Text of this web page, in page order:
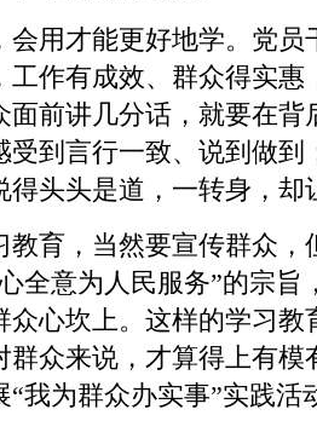
用才能更好地学。党员
工作有成效、群众得实惠
面前讲几分话，就要在背
受到言行一致、说到做到
得头头是道，一转身，却
育，当然要宣传群众，
全意为人民服务”的宗旨
众心坎上。这样的学习教
群众来说，才算得上有模
“我为群众办实事”实践活